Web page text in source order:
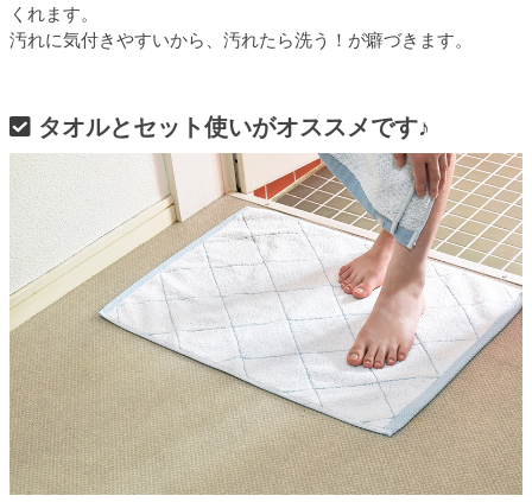
くれます。
汚れに気付きやすいから、汚れたら洗う！が癖づきます。
タオルとセット使いがオススメです♪